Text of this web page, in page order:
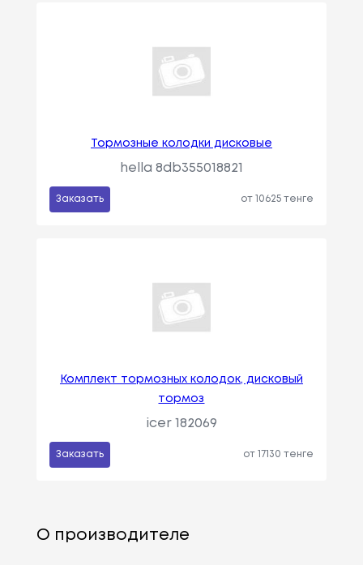
Тормозные колодки дисковые
hella 8db355018821
Заказать от 10625 тенге
Комплект тормозных колодок, дисковый
тормоз
icer 182069
Заказать от 17130 тенге
О производителе